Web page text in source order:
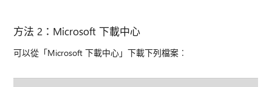
方法 2：Microsoft 下載中心
可以從「Microsoft 下載中心」下載下列檔案︰